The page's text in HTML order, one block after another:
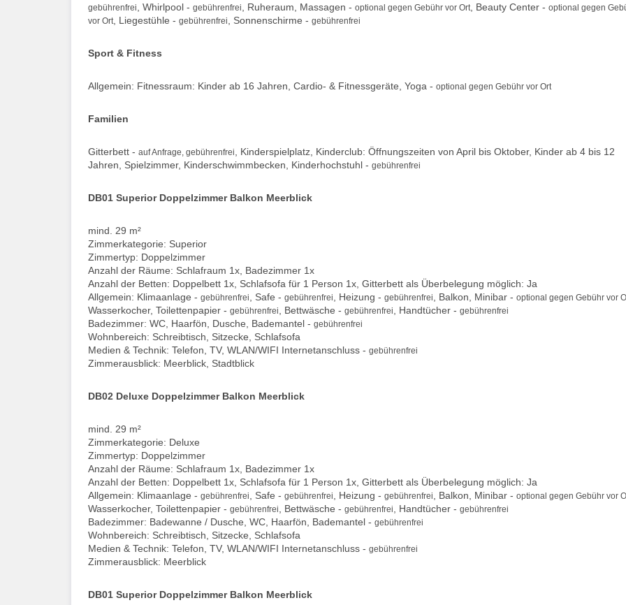
gebührenfrei , Whirlpool - gebührenfrei , Ruheraum, Massagen - optional gegen Gebühr vor Ort , Beauty Center - optional gegen
vor Ort , Liegestühle - gebührenfrei , Sonnenschirme - gebührenfrei
Sport & Fitness
Allgemein: Fitnessraum: Kinder ab 16 Jahren, Cardio- & Fitnessgeräte, Yoga - optional gegen Gebühr vor Ort
Familien
Gitterbett - auf Anfrage, gebührenfrei
, Kinderspielplatz, Kinderclub: Öffnungszeiten von April bis Oktober, Kinder ab 4 bis 12
Jahren, Spielzimmer, Kinderschwimmbecken, Kinderhochstuhl - gebührenfrei
DB01 Superior Doppelzimmer Balkon Meerblick
mind. 29 m²
Zimmerkategorie: Superior
Zimmertyp: Doppelzimmer
Anzahl der Räume: Schlafraum 1x, Badezimmer 1x
Anzahl der Betten: Doppelbett 1x, Schlafsofa für 1 Person 1x, Gitterbett als Überbelegung möglich: Ja
Allgemein: Klimaanlage - gebührenfrei , Safe - gebührenfrei , Heizung - gebührenfrei , Balkon, Minibar - optional gegen Gebühr vor
Wasserkocher, Toilettenpapier - gebührenfrei , Bettwäsche - gebührenfrei , Handtücher - gebührenfrei
Badezimmer: WC, Haarfön, Dusche, Bademantel - gebührenfrei
Wohnbereich: Schreibtisch, Sitzecke, Schlafsofa
Medien & Technik: Telefon, TV, WLAN/WIFI Internetanschluss - gebührenfrei
Zimmerausblick: Meerblick, Stadtblick
DB02 Deluxe Doppelzimmer Balkon Meerblick
mind. 29 m²
Zimmerkategorie: Deluxe
Zimmertyp: Doppelzimmer
Anzahl der Räume: Schlafraum 1x, Badezimmer 1x
Anzahl der Betten: Doppelbett 1x, Schlafsofa für 1 Person 1x, Gitterbett als Überbelegung möglich: Ja
Allgemein: Klimaanlage - gebührenfrei , Safe - gebührenfrei , Heizung - gebührenfrei , Balkon, Minibar - optional gegen Gebühr vor
Wasserkocher, Toilettenpapier - gebührenfrei , Bettwäsche - gebührenfrei , Handtücher - gebührenfrei
Badezimmer: Badewanne / Dusche, WC, Haarfön, Bademantel - gebührenfrei
Wohnbereich: Schreibtisch, Sitzecke, Schlafsofa
Medien & Technik: Telefon, TV, WLAN/WIFI Internetanschluss - gebührenfrei
Zimmerausblick: Meerblick
DB01 Superior Doppelzimmer Balkon Meerblick